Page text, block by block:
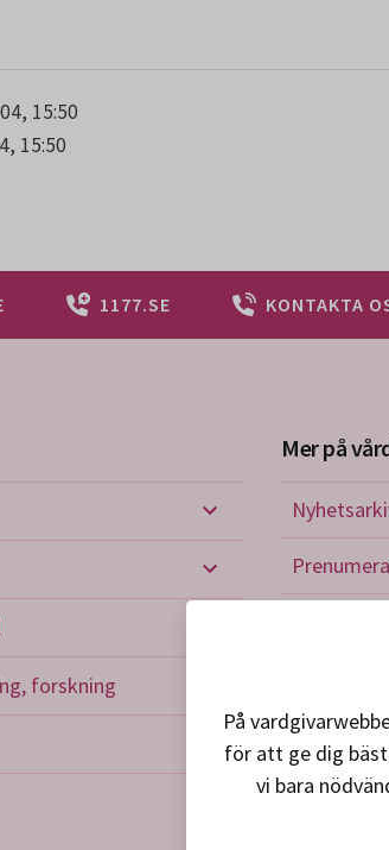
15:50
15:50
1177.SE KONTAKTA
Vårdriktlinjer
forskning
Service och support
Mer på
På
för att ge dig
vi bara